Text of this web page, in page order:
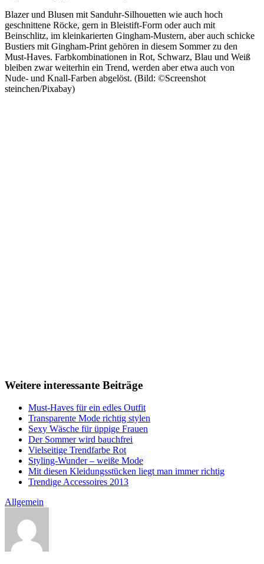
Blazer und Blusen mit Sanduhr-Silhouetten wie auch hoch
geschnittene Röcke, gern in Bleistift-Form oder auch mit
Beinschlitz, im kleinkarierten Gingham-Mustern, aber auch schicke
Bustiers mit Gingham-Print gehören in diesem Sommer zu den
Must-Haves. Farbkombinationen in Rot, Schwarz, Blau und Weiß
bleiben zwar weiterhin ein Trend, werden aber etwa auch von
Nude- und Knall-Farben abgelöst. (Bild: ©Screenshot
steinchen/Pixabay)
Weitere interessante Beiträge
Must-Haves für ein edles Outfit
Transparente Mode richtig stylen
Sexy Wäsche für üppige Frauen
Der Sommer wird bauchfrei
Vielseitige Trendfarbe Rot
Styling-Wunder – weiße Mode
Mit diesen Kleidungsstücken liegt man immer richtig
Trendige Accessoires 2013
Allgemein